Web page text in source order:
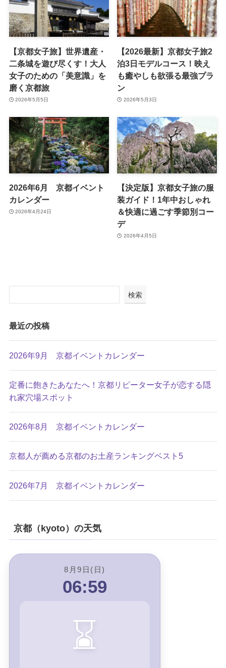
【京都女子旅】世界遺産・
二条城を遊び尽くす！大人
女子のための「美意識」を
磨く京都旅
2026年5月5日
【2026最新】京都女子旅2
泊3日モデルコース！映え
も癒やしも欲張る最強プラ
ン
2026年5月3日
2026年6月 京都イベント
カレンダー
2026年4月24日
【決定版】京都女子旅の服
装ガイド！1年中おしゃれ
＆快適に過ごす季節別コー
デ
2026年4月5日
検索
最近の投稿
2026年9月 京都イベントカレンダー
定番に飽きたあなたへ！京都リピーター女子が恋する隠
れ家穴場スポット
2026年8月 京都イベントカレンダー
京都人が薦める京都のお土産ランキングベスト5
2026年7月 京都イベントカレンダー
京都（kyoto）の天気
8月9日(日)
06:59
⌛